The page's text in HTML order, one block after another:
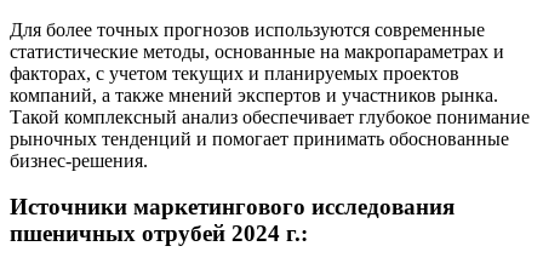
Для более точных прогнозов используются современные
статистические методы, основанные на макропараметрах и
факторах, с учетом текущих и планируемых проектов
компаний, а также мнений экспертов и участников рынка.
Такой комплексный анализ обеспечивает глубокое понимание
рыночных тенденций и помогает принимать обоснованные
бизнес-решения.
Источники маркетингового исследования
пшеничных отрубей 2024 г.: